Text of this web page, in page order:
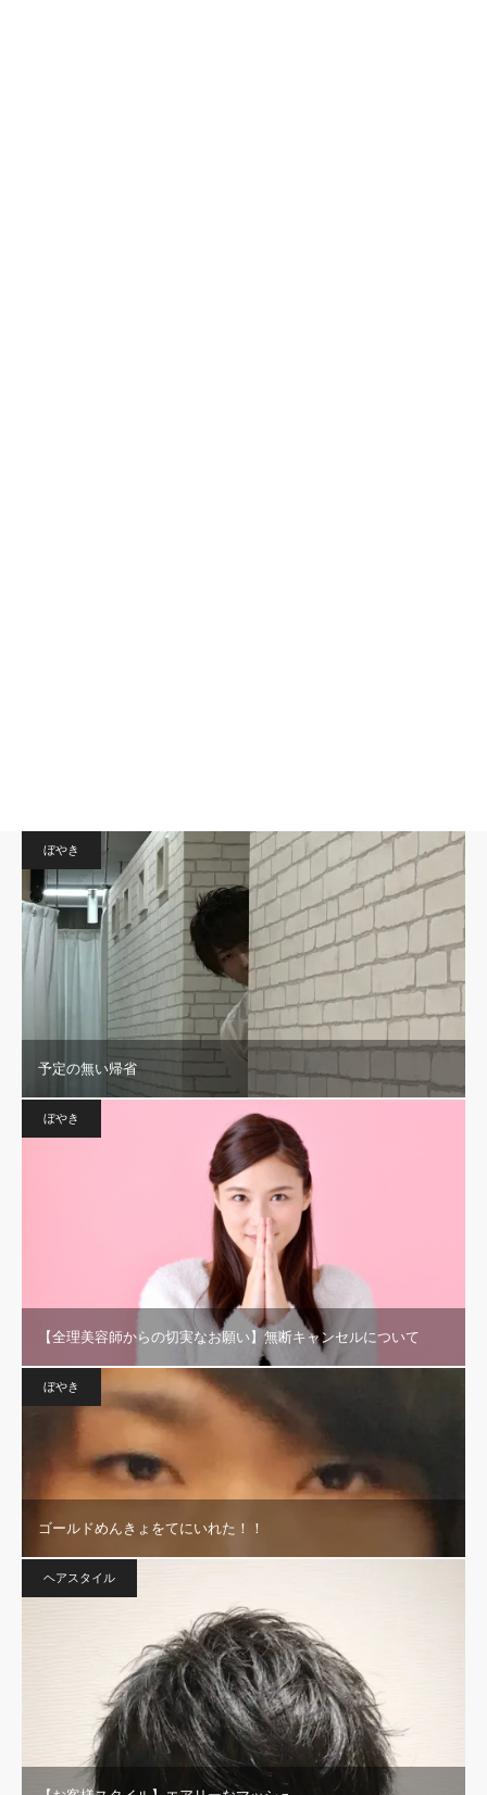
ぼやき
予定の無い帰省
ぼやき
【全理美容師からの切実なお願い】無断キャンセルについて
ぼやき
ゴールドめんきょをてにいれた！！
ヘアスタイル